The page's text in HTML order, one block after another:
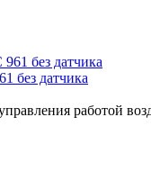
без датчика
работой